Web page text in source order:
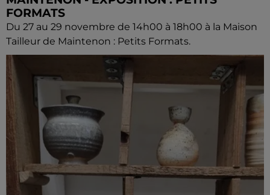
FORMATS
Du 27 au 29 novembre de 14h00 à 18h00 à la Maison
Tailleur de Maintenon : Petits Formats.